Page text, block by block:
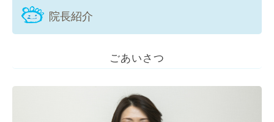
院長紹介
ごあいさつ